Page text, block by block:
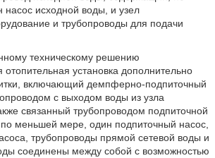
исходной воды, и узел
и трубопроводы для подачи
техническому решению
отопительная установка дополнительно
включающий демпферно-подпиточный
с выходом воды из узла
связанный трубопроводом подпиточной
меньшей мере, один подпиточный насос,
трубопроводы прямой сетевой воды и
соединены между собой с возможностью